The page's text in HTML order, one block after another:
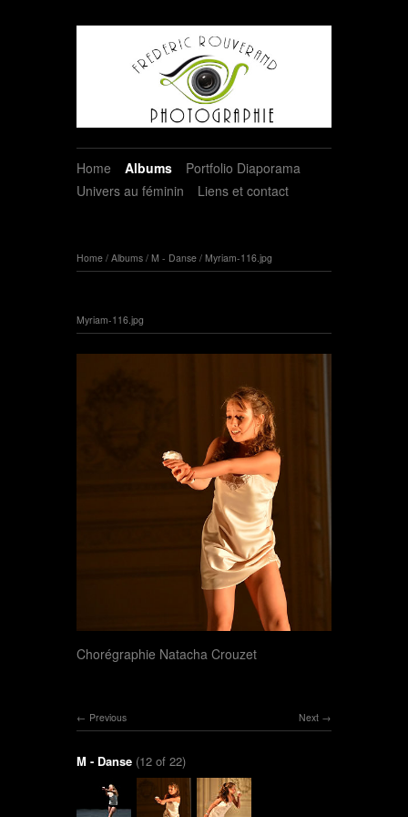
Home Albums
Portfolio Diaporama
Univers au féminin
Liens et contact
Home / Albums / M - Danse / Myriam-116.jpg
Myriam-116.jpg
Chorégraphie Natacha Crouzet
Next
Previous
M - Danse (12 of 22)